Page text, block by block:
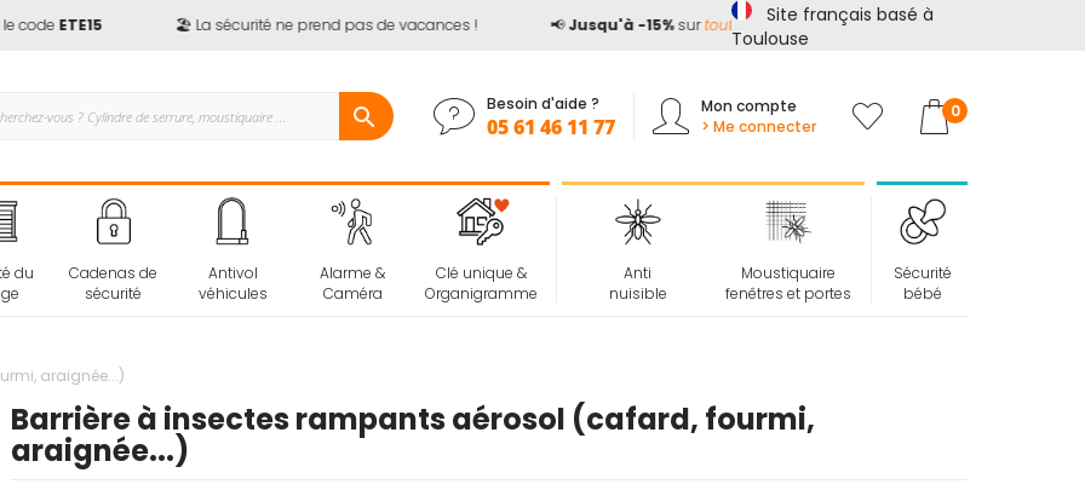
ETE15 🏖️ La sécurité ne prend pas de vacances ! Jusqu'à -15%surtout le site* avec le codeETE15
Site français basé à
Toulouse
Besoin d'aide ?
05 61 46 11 77
Mon compte
> Me connecter
Mon panier
0
du
Cadenas de
sécurité
Antivol
véhicules
Alarme &
Caméra
Clé unique &
Organigramme
Anti
nuisible
Moustiquaire
fenêtres et portes
Sécurité
bébé
araignée...)
Barrière à insectes rampants aérosol (cafard, fourmi,
araignée...)